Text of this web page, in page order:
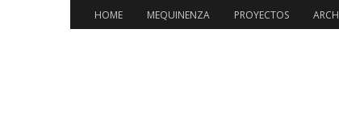
HOME MEQUINENZA PROYECTOS